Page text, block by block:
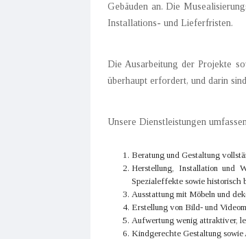
Gebäuden an. Die
Installations- und Lieferfristen.
Die Ausarbeitung der Projekte
überhaupt erfordert, und darin
Unsere Dienstleistungen
Beratung und Gestaltung
Herstellung, Installation und
Spezialeffekte sowie historisch
Ausstattung mit Möbeln und
Erstellung von Bild- und
Aufwertung wenig attraktiver,
Kindgerechte Gestaltung